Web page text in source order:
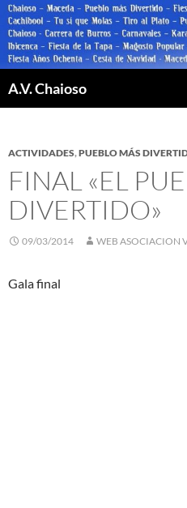
Saltar
al
contenido
A.V. Chaioso
ACTIVIDADES,PUEBLO MÁS
FINAL «EL
DIVERTIDO»
09/03/2014 WEB ASOCIACION
Gala final